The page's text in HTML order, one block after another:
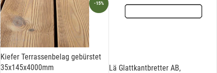
-15%
Kiefer Terrassenbelag gebürstet
35x145x4000mm
Lä Glattkantbretter AB,